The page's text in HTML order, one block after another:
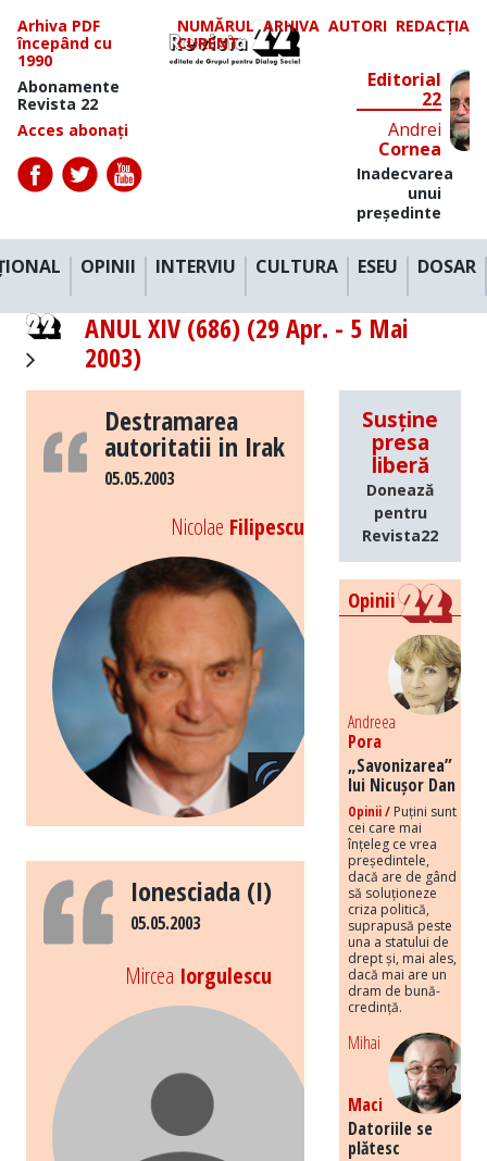
Arhiva PDF
începând cu
1990
Abonamente
Revista 22
Acces abonați
NUMĂRUL
CURENT
ARHIVA AUTORI REDACȚIA
Editorial
22
Andrei
Cornea
Inadecvarea
unui
președinte
OPINII INTERVIU CULTURA ESEU DOSAR
ANUL XIV (686) (29 Apr. - 5 Mai
2003)
Destramarea
autoritatii in Irak
05.05.2003
Nicolae Filipescu
Ionesciada (I)
05.05.2003
Mircea Iorgulescu
Susține
presa
liberă
Donează
pentru
Revista22
Opinii
Andreea
Pora
„Savonizarea”
lui Nicușor Dan
Opinii / Puțini sunt
cei care mai
înțeleg ce vrea
președintele,
dacă are de gând
să soluționeze
criza politică,
suprapusă peste
una a statului de
drept și, mai ales,
dacă mai are un
dram de bună-
credință.
Mihai
Maci
Datoriile se
plătesc